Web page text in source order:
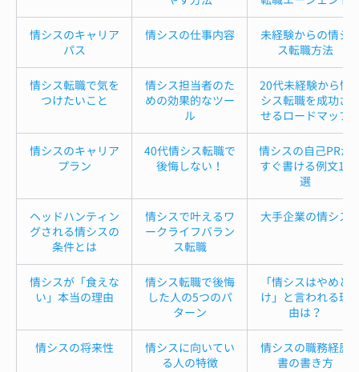
情シスのキャリア
パス
情シスの仕事内容
未経験からの情シ
ス転職方法
情シス転職で気を
つけたいこと
情シス担当者のた
めの効果的なツー
ル
20代未経験から情
シス転職を成功さ
せるロードマップ
情シスのキャリア
プラン
40代情シス転職で
後悔しない！
情シスの自己PRが
すぐ書ける例文12
選
ヘッドハンティン
グされる情シスの
条件とは
情シスで叶えるワ
ークライフバラン
ス転職
大手企業の情シス
情シスが「食えな
い」本当の理由
情シス転職で後悔
した人の5つのパ
ターン
「情シスはやめと
け」と言われる理
由は？
情シスの将来性
情シスに向いてい
る人の特徴
情シスの職務経歴
書の書き方